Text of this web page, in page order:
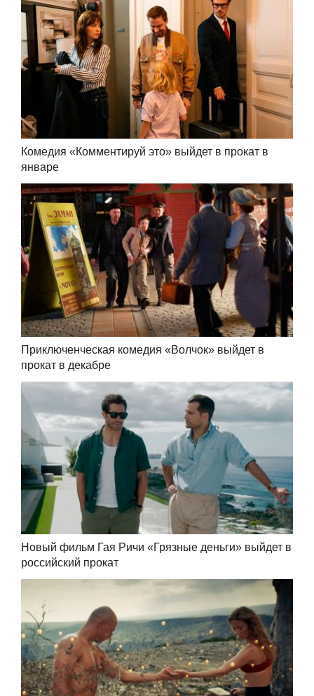
Комедия «Комментируй это» выйдет в прокат в
январе
Приключенческая комедия «Волчок» выйдет в
прокат в декабре
Новый фильм Гая Ричи «Грязные деньги» выйдет в
российский прокат